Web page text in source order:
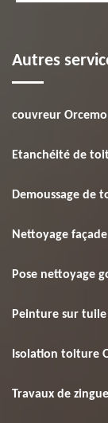
Autres
couvreur
Etanchéité de
Demoussage de
Nettoyage
Pose nettoyage
Peinture sur
Isolation toiture
Travaux de